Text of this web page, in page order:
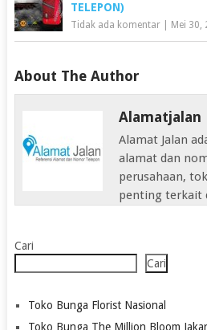
TELEPON)
Tidak ada komentar| Mei 30,
About The Author
Alamatjalan
Alamat Jalan
alamat dan
perusahaan,
penting terkait
Cari
Cari
Toko Bunga Florist Nasional
Toko Bunga The Million Bloom